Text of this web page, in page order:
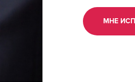
декантировать.
МНЕ